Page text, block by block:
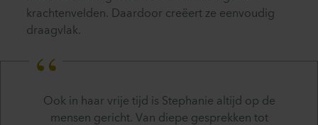
krachtenvelden. Daardoor creëert ze eenvoudig
draagvlak.
Ook in haar vrije tijd is Stephanie altijd op de
mensen gericht. Van diepe gesprekken tot